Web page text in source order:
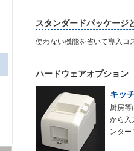
スタンダードパッケージ
使わない機能を省いて導入コ
ハードウェアオプション
キッ
厨房等
から入
ンター